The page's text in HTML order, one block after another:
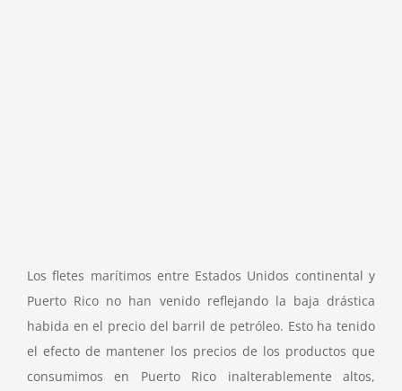
Los fletes marítimos entre Estados Unidos continental y
Puerto Rico no han venido reflejando la baja drástica
habida en el precio del barril de petróleo. Esto ha tenido
el efecto de mantener los precios de los productos que
consumimos en Puerto Rico inalterablemente altos,